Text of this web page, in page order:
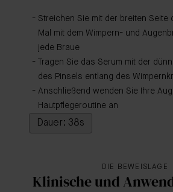
Streichen Sie mit der breiten Seite
Mal mit dem Wimpern- und
jede Braue
Tragen Sie das Serum mit der
des Pinsels entlang des
Anschließend wenden Sie Ihre
Hautpflegeroutine an
Dauer: 38s
DIE BEWEISLAGE
Klinische und